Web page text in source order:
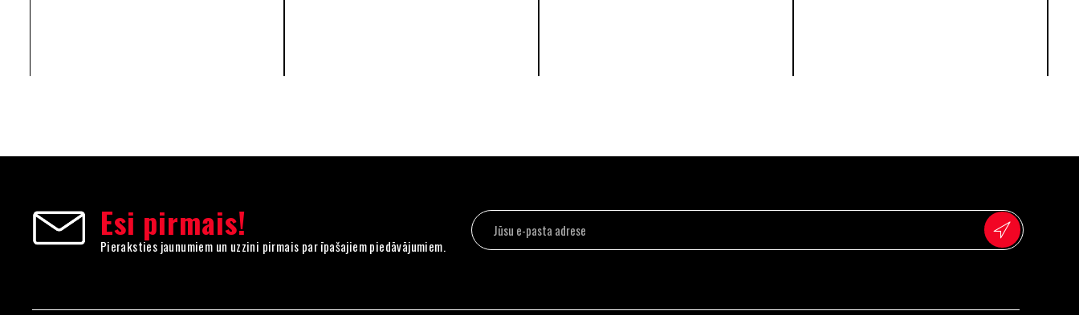
Esi pirmais!
Pieraksties jaunumiem un uzzini pirmais par īpašajiem piedāvājumiem.